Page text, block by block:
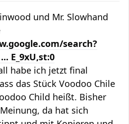
und Mr. Slowhand
search?
E_9xU,st:0
habe ich jetzt final
das Stück Voodoo Chile
Child heißt. Bisher
da hat sich